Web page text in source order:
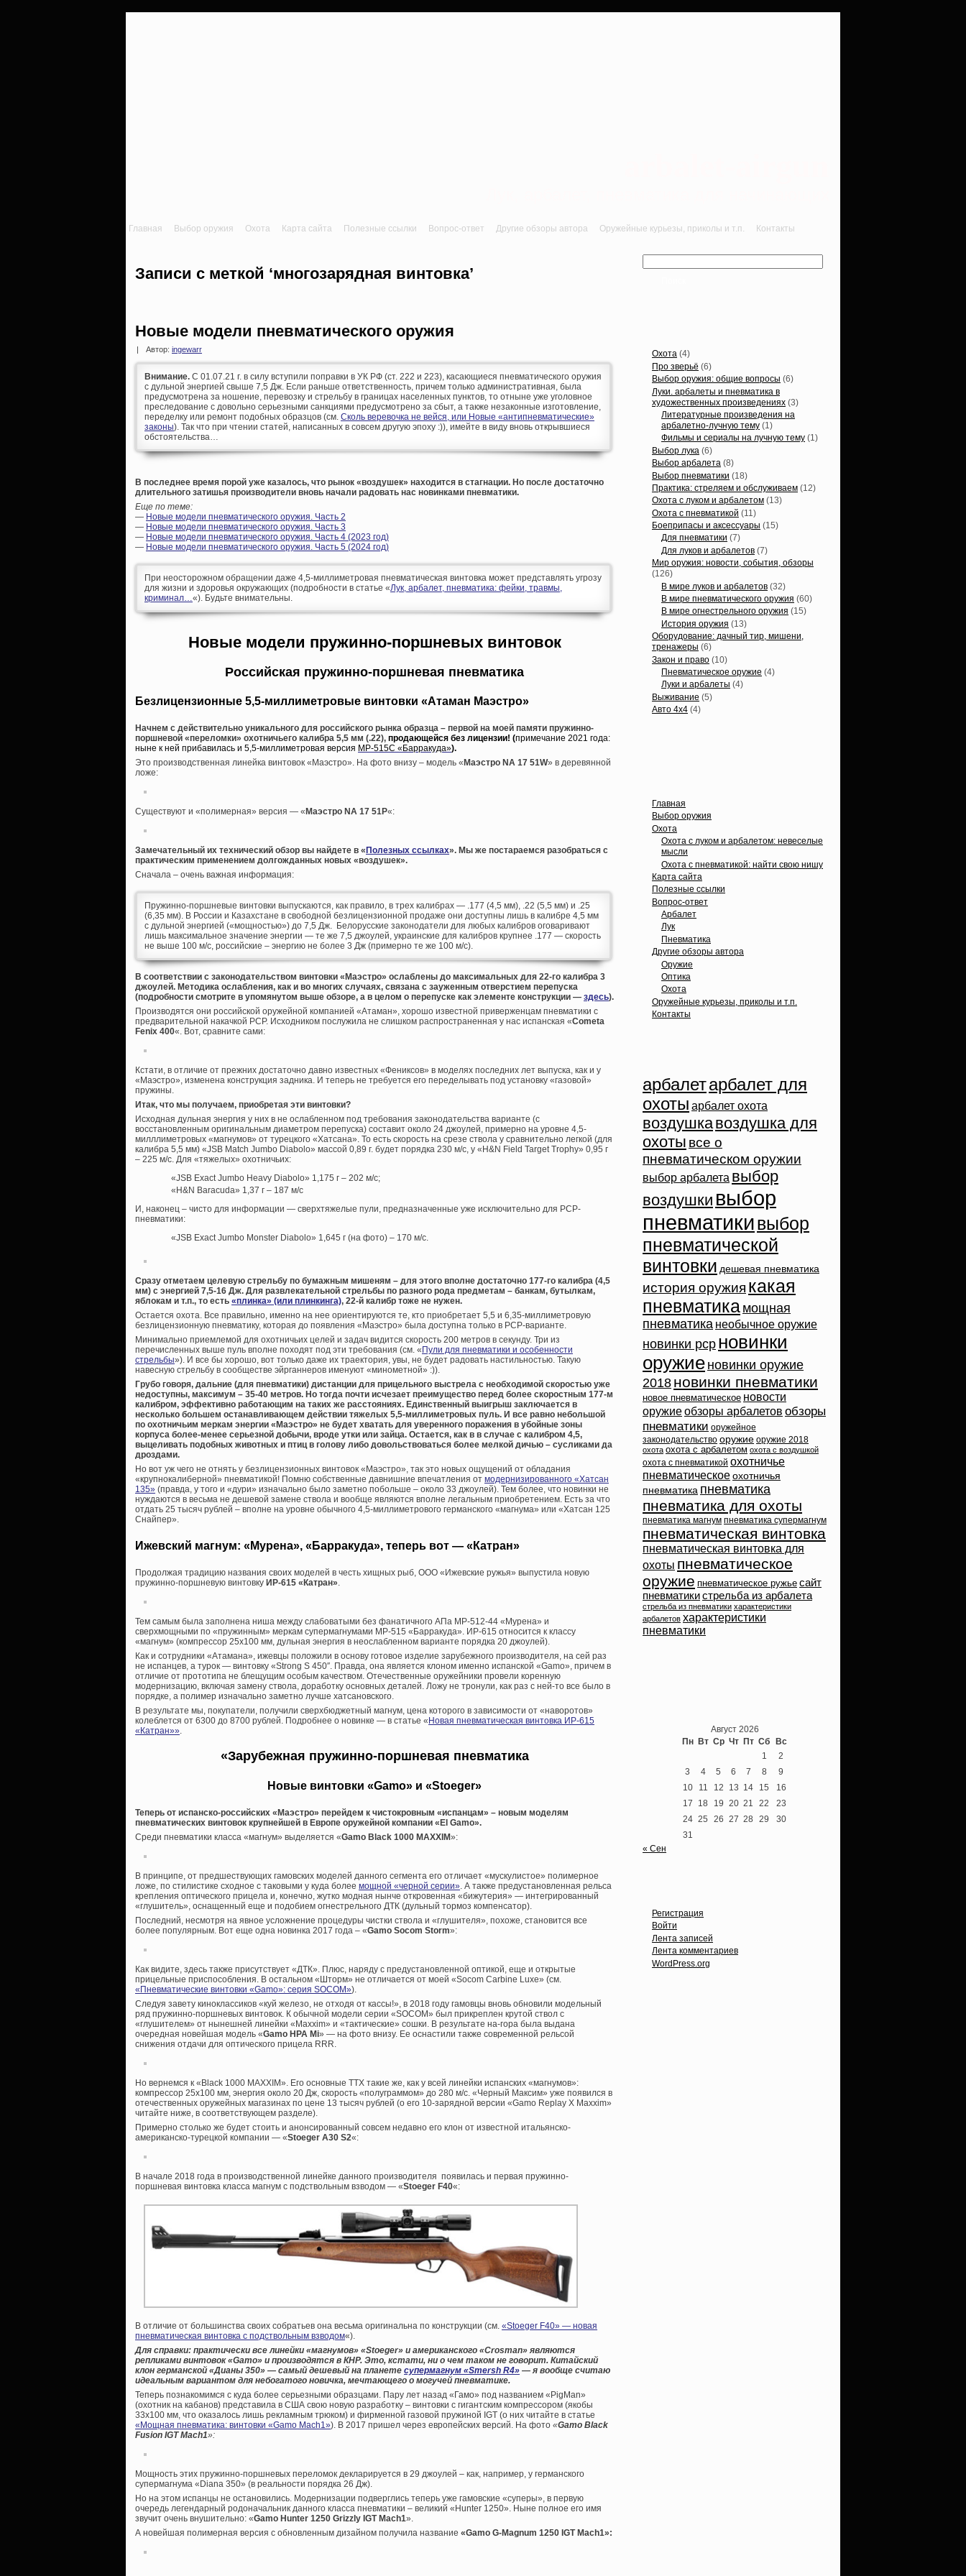
Главная Выбор оружия Охота Карта сайта Полезные ссылки Вопрос-ответ Другие обзоры автора Оружейные курьезы, приколы и т.п. Контакты
Записи с меткой ‘многозарядная винтовка’
Новые модели пневматического оружия
Автор: ingewarr
Внимание. С 01.07.21 г. в силу вступили поправки в УК РФ (ст. 222 и 223), касающиеся пневматического оружия
с дульной энергией свыше 7,5 Дж. Если раньше ответственность, причем только административная, была
предусмотрена за ношение, перевозку и стрельбу в границах населенных пунктов, то отныне уже уголовное
преследование с довольно серьезными санкциями предусмотрено за сбыт, а также незаконные изготовление,
переделку или ремонт подобных образцов (см. Сколь веревочка не вейся, или Новые «антипневматические»
законы). Так что при чтении статей, написанных в совсем другую эпоху :)), имейте в виду вновь открывшиеся
обстоятельства…
В последнее время порой уже казалось, что рынок «воздушек» находится в стагнации. Но после достаточно
длительного затишья производители вновь начали радовать нас новинками пневматики.
Еще по теме:
— Новые модели пневматического оружия. Часть 2
— Новые модели пневматического оружия. Часть 3
— Новые модели пневматического оружия. Часть 4 (2023 год)
— Новые модели пневматического оружия. Часть 5 (2024 год)
При неосторожном обращении даже 4,5-миллиметровая пневматическая винтовка может представлять угрозу
для жизни и здоровья окружающих (подробности в статье «Лук, арбалет, пневматика: фейки, травмы,
криминал…«). Будьте внимательны.
Новые модели пружинно-поршневых винтовок
Российская пружинно-поршневая пневматика
Безлицензионные 5,5-миллиметровые винтовки «Атаман Маэстро»
Начнем с действительно уникального для российского рынка образца – первой на моей памяти пружинно-
поршневой «переломки» охотничьего калибра 5,5 мм (.22), продающейся без лицензии! (примечание 2021 года:
ныне к ней прибавилась и 5,5-миллиметровая версия МР-515С «Барракуда»).
Это производственная линейка винтовок «Маэстро». На фото внизу – модель « Маэстро NA 17 51W» в деревянной
ложе:
Существуют и «полимерная» версия — « Маэстро NA 17 51P«:
Замечательный их технический обзор вы найдете в « Полезных ссылках». Мы же постараемся разобраться с
практическим применением долгожданных новых «воздушек».
Сначала – очень важная информация:
Пружинно-поршневые винтовки выпускаются, как правило, в трех калибрах — .177 (4,5 мм), .22 (5,5 мм) и .25
(6,35 мм). В России и Казахстане в свободной безлицензионной продаже они доступны лишь в калибре 4,5 мм
с дульной энергией («мощностью») до 7,5 Дж. Белорусские законодатели для любых калибров оговаривают
лишь максимальное значение энергии — те же 7,5 джоулей, украинские для калибров крупнее .177 — скорость
не выше 100 м/с, российские – энергию не более 3 Дж (примерно те же 100 м/с).
В соответствии с законодательством винтовки «Маэстро» ослаблены до максимальных для 22-го калибра 3
джоулей. Методика ослабления, как и во многих случаях, связана с зауженным отверстием перепуска
(подробности смотрите в упомянутом выше обзоре, а в целом о перепуске как элементе конструкции — здесь).
Производятся они российской оружейной компанией «Атаман», хорошо известной приверженцам пневматики с
предварительной накачкой PCP. Исходником послужила не слишком распространенная у нас испанская «Cometa
Fenix 400«. Вот, сравните сами:
Кстати, в отличие от прежних достаточно давно известных «Фениксов» в моделях последних лет выпуска, как и у
«Маэстро», изменена конструкция задника. И теперь не требуется его переделывать под установку «газовой»
пружины.
Итак, что мы получаем, приобретая эти винтовки?
Исходная дульная энергия у них в не ослабленном под требования законодательства варианте (с
восстановленным оригинальным диаметром перепуска) составит около 24 джоулей, примерно на уровне 4,5-
милллиметровых «магнумов» от турецкого «Хатсана». То есть скорость на срезе ствола у сравнительно легкой (для
калибра 5,5 мм) «JSB Match Jumbo Diabolo» массой 0,89 г. будет порядка 230 м/с, у «H&N Field Target Trophy» 0,95 г
– 225 м/с. Для «тяжелых» охотничьих:
«JSB Exact Jumbo Heavy Diabolo» 1,175 г – 202 м/с;
«H&N Baracuda» 1,37 г – 187 м/с
И, наконец – чисто для информации — сверхтяжелые пули, предназначенные уже исключительно для PCP-
пневматики:
«JSB Exact Jumbo Monster Diabolo» 1,645 г (на фото) – 170 м/с.
Сразу отметаем целевую стрельбу по бумажным мишеням – для этого вполне достаточно 177-го калибра (4,5
мм) с энергией 7,5-16 Дж. Для развлекательной стрельбы по разного рода предметам – банкам, бутылкам,
яблокам и т.п., то есть «плинка» (или плинкинга), 22-й калибр тоже не нужен.
Остается охота. Все правильно, именно на нее ориентируются те, кто приобретает 5,5 и 6,35-миллиметровую
безлицензионную пневматику, которая до появления «Маэстро» была доступна только в PCP-варианте.
Минимально приемлемой для охотничьих целей и задач видится скорость 200 метров в секунду. Три из
перечисленных выше пуль вполне походят под эти требования (см. «Пули для пневматики и особенности
стрельбы»). И все бы хорошо, вот только даже их траектория, увы, не будет радовать настильностью. Такую
навесную стрельбу в сообществе эйрганнеров именуют «минометной» :)).
Грубо говоря, дальние (для пневматики) дистанции для прицельного выстрела с необходимой скоростью уже
недоступны, максимум – 35-40 метров. Но тогда почти исчезает преимущество перед более скоростным 177-м
калибром, эффективно работающим на таких же расстояниях. Единственный выигрыш заключается в
несколько большем останавливающем действии тяжелых 5,5-миллиметровых пуль. И все равно небольшой
по охотничьим меркам энергии «Маэстро» не будет хватать для уверенного поражения в убойные зоны
корпуса более-менее серьезной добычи, вроде утки или зайца. Остается, как в в случае с калибром 4,5,
выцеливать подобных животных и птиц в голову либо довольствоваться более мелкой дичью – сусликами да
дроздами.
Но вот уж чего не отнять у безлицензионных винтовок «Маэстро», так это новых ощущений от обладания
«крупнокалиберной» пневматикой! Помню собственные давнишние впечатления от модернизированного «Хатсан
135» (правда, у того и «дури» изначально было заметно побольше – около 33 джоулей). Тем более, что новинки не
нуждаются в весьма не дешевой замене ствола и вообще являются вполне легальным приобретением. Есть за что
отдать 25 тысяч рублей – вполне на уровне обычного 4,5-миллиметрового германского «магнума» или «Хатсан 125
Снайпер».
Ижевский магнум: «Мурена», «Барракуда», теперь вот — «Катран»
Продолжая традицию названия своих моделей в честь хищных рыб, ООО «Ижевские ружья» выпустила новую
пружинно-поршневую винтовку ИР-615 «Катран».
Тем самым была заполнена ниша между слабоватыми без фанатичного АПа МР-512-44 «Мурена» и
сверхмощными по «пружинным» меркам супермагнумами МР-515 «Барракуда». ИР-615 относится к классу
«магнум» (компрессор 25х100 мм, дульная энергия в неослабленном варианте порядка 20 джоулей).
Как и сотрудники «Атамана», ижевцы положили в основу готовое изделие зарубежного производителя, на сей раз
не испанцев, а турок — винтовку «Strong S 450″. Правда, она является клоном именно испанской «Gamo», причем в
отличие от прототипа не блещущим особым качеством. Отечественные оружейники провели коренную
модернизацию, включая замену ствола, доработку основных деталей. Ложу не тронули, как раз с ней-то все было в
порядке, а полимер изначально заметно лучше хатсановского.
В результате мы, покупатели, получили сверхбюджетный магнум, цена которого в зависимости от «наворотов»
колеблется от 6300 до 8700 рублей. Подробнее о новинке — в статье « Новая пневматическая винтовка ИР-615
«Катран»».
«Зарубежная пружинно-поршневая пневматика
Новые винтовки «Gamo» и «Stoeger»
Теперь от испанско-российских «Маэстро» перейдем к чистокровным «испанцам» – новым моделям
пневматических винтовок крупнейшей в Европе оружейной компании «El Gamo».
Среди пневматики класса «магнум» выделяется «Gamo Black 1000 MAXXIM»:
В принципе, от предшествующих гамовских моделей данного сегмента его отличает «мускулистое» полимерное
ложе, по стилистике сходное с таковыми у куда более мощной «черной серии» . А также предустановленная рельса
крепления оптического прицела и, конечно, жутко модная нынче откровенная «бижутерия» — интегрированный
«глушитель», оснащенный еще и подобием огнестрельного ДТК (дульный тормоз компенсатор).
Последний, несмотря на явное усложнение процедуры чистки ствола и «глушителя», похоже, становится все
более популярным. Вот еще одна новинка 2017 года – «Gamo Socom Storm»:
Как видите, здесь также присутствует «ДТК». Плюс, наряду с предустановленной оптикой, еще и открытые
прицельные приспособления. В остальном «Шторм» не отличается от моей «Socom Carbine Luxe» (см.
«Пневматические винтовки «Gamo»: серия SOCOM»).
Следуя завету киноклассиков «куй железо, не отходя от кассы!», в 2018 году гамовцы вновь обновили модельный
ряд пружинно-поршневых винтовок. К обычной модели серии «SOCOM» был прикреплен крутой ствол с
«глушителем» от нынешней линейки «Maxxim» и «тактические» сошки. В результате на-гора была выдана
очередная новейшая модель «Gamo HPA Mi» — на фото внизу. Ее оснастили также современной рельсой
снижения отдачи для оптического прицела RRR.
Но вернемся к «Black 1000 MAXXIM». Его основные ТТХ такие же, как у всей линейки испанских «магнумов»:
компрессор 25х100 мм, энергия около 20 Дж, скорость «полуграммом» до 280 м/с. «Черный Максим» уже появился в
отечественных оружейных магазинах по цене 13 тысяч рублей (о его 10-зарядной версии «Gamo Replay X Maxxim»
читайте ниже, в соответствующем разделе).
Примерно столько же будет стоить и анонсированный совсем недавно его клон от известной итальянско-
американско-турецкой компании — «Stoeger A30 S2«:
В начале 2018 года в производственной линейке данного производителя появилась и первая пружинно-
поршневая винтовка класса магнум с подствольным взводом — «Stoeger F40«:
В отличие от большинства своих собратьев она весьма оригинальна по конструкции (см. «Stoeger F40» — новая
пневматическая винтовка с подствольным взводом«).
Для справки: практически все линейки «магнумов» «Stoeger» и американского «Crosman» являются
репликами винтовок «Gamo» и производятся в КНР. Это, кстати, ни о чем таком не говорит. Китайский
клон германской «Дианы 350» — самый дешевый на планете супермагнум «Smersh R4» — я вообще считаю
идеальным вариантом для небогатого новичка, мечтающего о могучей пневматике.
Теперь познакомимся с куда более серьезными образцами. Пару лет назад «Гамо» под названием «PigMan»
(охотник на кабанов) представила в США свою новую разработку – винтовки с гигантским компрессором (якобы
33х100 мм, что оказалось лишь рекламным трюком) и фирменной газовой пружиной IGT (о них читайте в статье
«Мощная пневматика: винтовки «Gamo Maсh1»). В 2017 пришел через европейских версий. На фото «Gamo Black
Fusion IGT Mach1»:
Мощность этих пружинно-поршневых переломок декларируется в 29 джоулей – как, например, у германского
супермагнума «Diana 350» (в реальности порядка 26 Дж).
Но на этом испанцы не остановились. Модернизации подверглись теперь уже гамовские «суперы», в первую
очередь легендарный родоначальник данного класса пневматики – великий «Hunter 1250». Ныне полное его имя
звучит очень внушительно: «Gamo Hunter 1250 Grizzly IGT Mach1».
А новейшая полимерная версия с обновленным дизайном получила название «Gamo G-Magnum 1250 IGT Mach1»:
Охота (4)
Про зверьё (6)
Выбор оружия: общие вопросы (6)
Луки. арбалеты и пневматика в
художественных произведениях (3)
Литературные произведения на
арбалетно-лучную тему (1)
Фильмы и сериалы на лучную тему (1)
Выбор лука (6)
Выбор арбалета (8)
Выбор пневматики (18)
Практика: стреляем и обслуживаем (12)
Охота с луком и арбалетом (13)
Охота с пневматикой (11)
Боеприпасы и аксессуары (15)
Для пневматики (7)
Для луков и арбалетов (7)
Мир оружия: новости, события, обзоры
(126)
В мире луков и арбалетов (32)
В мире пневматического оружия (60)
В мире огнестрельного оружия (15)
История оружия (13)
Оборудование: дачный тир, мишени,
тренажеры (6)
Закон и право (10)
Пневматическое оружие (4)
Луки и арбалеты (4)
Выживание (5)
Авто 4х4 (4)
Главная
Выбор оружия
Охота
Охота с луком и арбалетом: невеселые
мысли
Охота с пневматикой: найти свою нишу
Карта сайта
Полезные ссылки
Вопрос-ответ
Арбалет
Лук
Пневматика
Другие обзоры автора
Оружие
Оптика
Охота
Оружейные курьезы, приколы и т.п.
Контакты
арбалетарбалет для
охоты арбалет охота
воздушкавоздушка для
охоты все о
пневматическом оружии
выбор арбалета выбор
воздушки выбор
пневматикивыбор
пневматической
винтовки дешевая пневматика
история оружия какая
пневматика мощная
пневматика необычное оружие
новинки pcp новинки
оружие новинки оружие
2018 новинки пневматики
новое пневматическое новости
оружиеобзоры арбалетов обзоры
пневматики оружейное
законодательство оружие оружие 2018
охота охота с арбалетом охота с воздушкой
охота с пневматикой охотничье
пневматическое охотничья
пневматика пневматика
пневматика для охоты
пневматика магнум пневматика супермагнум
пневматическая винтовка
пневматическая винтовка для
охоты пневматическое
оружие пневматическое ружье сайт
пневматикистрельба из арбалета
стрельба из пневматики характеристики
арбалетов характеристики
пневматики
Август 2026
Пн Вт Ср Чт Пт Сб Вс
1
2
3
4 5 6 7 8
9
10
11 12 13 14 15
16
17
18 19 20 21 22
23
24 25 26 27 28 29
30
31
« Сен
Регистрация
Войти
Лента записей
Лента комментариев
WordPress.org